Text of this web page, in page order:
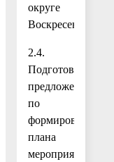
округе
Воскресенск.
2.4.
Подготовка
предложений
по
формированию
плана
мероприятий